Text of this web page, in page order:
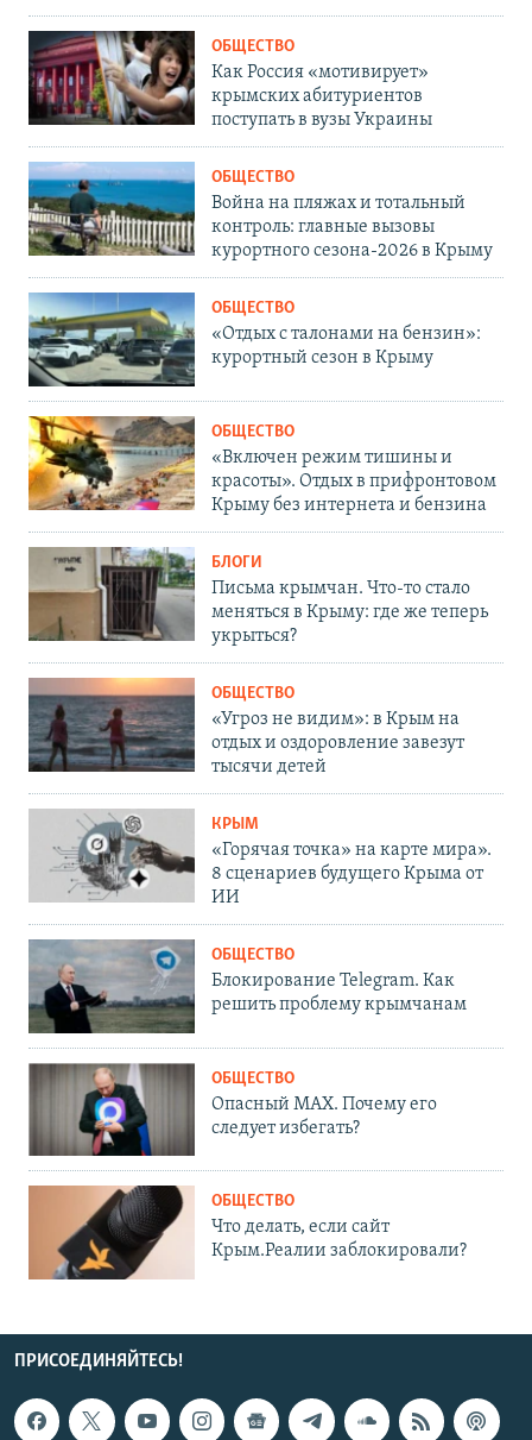
ОБЩЕСТВО
Как Россия «мотивирует»
крымских абитуриентов
поступать в вузы Украины
ОБЩЕСТВО
Война на пляжах и тотальный
контроль: главные вызовы
курортного сезона-2026 в Крыму
ОБЩЕСТВО
«Отдых с талонами на бензин»:
курортный сезон в Крыму
ОБЩЕСТВО
«Включен режим тишины и
красоты». Отдых в прифронтовом
Крыму без интернета и бензина
БЛОГИ
Письма крымчан. Что-то стало
меняться в Крыму: где же теперь
укрыться?
ОБЩЕСТВО
«Угроз не видим»: в Крым на
отдых и оздоровление завезут
тысячи детей
КРЫМ
«Горячая точка» на карте мира».
8 сценариев будущего Крыма от
ИИ
ОБЩЕСТВО
Блокирование Telegram. Как
решить проблему крымчанам
ОБЩЕСТВО
Опасный MAX. Почему его
следует избегать?
ОБЩЕСТВО
Что делать, если сайт
Крым.Реалии заблокировали?
ПРИСОЕДИНЯЙТЕСЬ!